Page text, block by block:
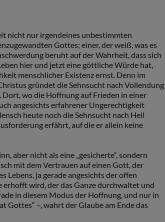
nicht nur irgendeines unbestimmten
Gottes; einer, der weiß, was es
beruht auf der Wahrheit, dass sich
hier und jetzt eine göttliche Würde hat,
menschlicher Existenz ernst. Denn im
gründet die Sehnsucht nach Vollendung
wo die Hoffnung auf Frieden in einer
angesichts erfahrener Ungerechtigkeit
heute noch die Sehnsucht nach Heil
erfährt, auf die er allein keine
aber nicht als eine „gesicherte“, sondern
mit dem Vertrauen auf einen Gott, der
Lebens, ja gerade angesichts der offen
wird, der das Ganze durchwaltet und
in diesem Modus der Hoffnung, und nur in
Gottes“ –, wahrt der Glaube am Ende das